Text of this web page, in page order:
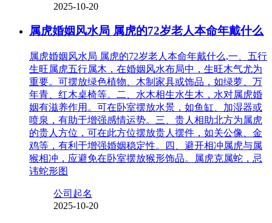
2025-10-20
属虎婚姻风水局 属虎的72岁老人本命年戴什么
属虎婚姻风水局 属虎的72岁老人本命年戴什么,一、五行
生旺属虎五行属木，在婚姻风水布局中，生旺木气尤为
重要。可摆放绿色植物、木制家具或饰品，如绿萝、万
年青、红木桌椅等。二、水木相生水生木，水对属虎婚
姻有滋养作用。可在卧室摆放水景，如鱼缸、加湿器或
喷泉，有助于增强感情运势。三、贵人相助北方为属虎
的贵人方位，可在此方位摆放贵人摆件，如关公像、金
鸡等，有利于增强婚姻稳定性。四、避开相冲属虎与属
猴相冲，应避免在卧室摆放猴形饰品。属虎克属蛇，忌
讳蛇形图
公司起名
2025-10-20